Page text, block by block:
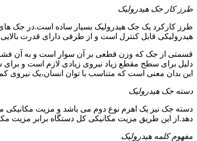
طرز کار جک هیدرولیک
طرز کارکرد یک جک هیدرولیک بسیار ساده است.در جک
هیدرولیکی قابل کنترل است و از طرفی دارای قدرت
قسمتی از جک که وزن قطعی بر آن سوار است و به آن
دلیل برای سطح مقطع زیاد نیروی زیادی لازم است و
این بدان معنی است که متناسب با توان انسان،یک
دسته جک هیدرولیک
دسته جک نیز یک اهرم نوع دوم می باشد و مزیت مکانیکی
دهد.از این طریق مزیت مکانیکی کل دستگاه برابر مزیت
مفهوم کلمه هیدرولیک